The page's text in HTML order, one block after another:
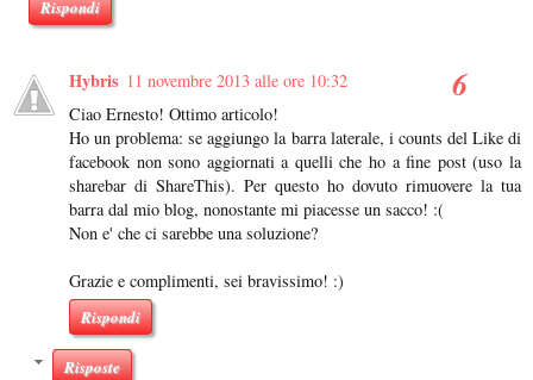
Rispondi
Hybris 11 novembre 2013 alle ore 10:32
Ciao Ernesto! Ottimo articolo!
Ho un problema: se aggiungo la barra laterale, i counts del Like di
facebook non sono aggiornati a quelli che ho a fine post (uso la
sharebar di ShareThis). Per questo ho dovuto rimuovere la tua
barra dal mio blog, nonostante mi piacesse un sacco! :(
Non e' che ci sarebbe una soluzione?
Grazie e complimenti, sei bravissimo! :)
Rispondi
Risposte